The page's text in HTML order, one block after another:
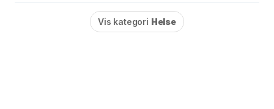
Vis kategori Helse